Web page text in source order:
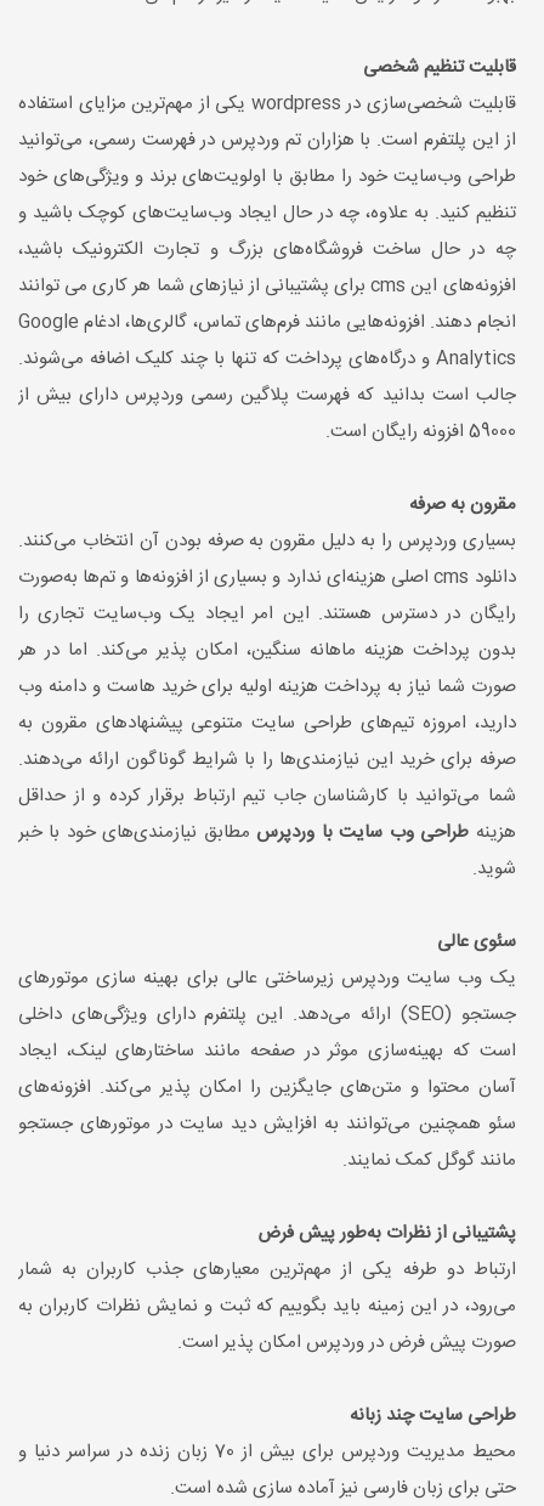
قابلیت تنظیم شخصی
قابلیت شخصی‌سازی در wordpress یکی از مهم‌ترین مزایای استفاده
از این پلتفرم است. با هزاران تم وردپرس در فهرست رسمی، می‌توانید
طراحی وب‌سایت خود را مطابق با اولویت‌های برند و ویژگی‌های خود
تنظیم کنید. به علاوه، چه در حال ایجاد وب‌سایت‌های کوچک باشید و
چه در حال ساخت فروشگاه‌های بزرگ و تجارت الکترونیک باشید،
افزونه‌های این cms برای پشتیبانی از نیازهای شما هر کاری می توانند
انجام دهند. افزونه‌هایی مانند فرم‌های تماس، گالری‌ها، ادغام Google
Analytics و درگاه‌های پرداخت که تنها با چند کلیک اضافه می‌شوند.
جالب است بدانید که فهرست پلاگین رسمی وردپرس دارای بیش از
59000 افزونه رایگان است.
مقرون به صرفه
بسیاری وردپرس را به دلیل مقرون به صرفه بودن آن انتخاب می‌کنند.
دانلود cms اصلی هزینه‌ای ندارد و بسیاری از افزونه‌ها و تم‌ها به‌صورت
رایگان در دسترس هستند. این امر ایجاد یک وب‌سایت تجاری را
بدون پرداخت هزینه ماهانه سنگین، امکان پذیر می‌کند. اما در هر
صورت شما نیاز به پرداخت هزینه اولیه برای خرید هاست و دامنه وب
دارید، امروزه تیم‌های طراحی سایت متنوعی پیشنهادهای مقرون به
صرفه برای خرید این نیازمندی‌ها را با شرایط گوناگون ارائه می‌دهند.
شما می‌توانید با کارشناسان جاب تیم ارتباط برقرار کرده و از حداقل
هزینه طراحی وب سایت با وردپرس مطابق نیازمندی‌های خود با خبر
شوید.
سئوی عالی
یک وب سایت وردپرس زیرساختی عالی برای بهینه سازی موتورهای
جستجو (SEO) ارائه می‌دهد. این پلتفرم دارای ویژگی‌های داخلی
است که بهینه‌سازی موثر در صفحه مانند ساختارهای لینک، ایجاد
آسان محتوا و متن‌های جایگزین را امکان پذیر می‌کند. افزونه‌های
سئو همچنین می‌توانند به افزایش دید سایت در موتورهای جستجو
مانند گوگل کمک نمایند.
پشتیبانی از نظرات به‌طور پیش فرض
ارتباط دو طرفه یکی از مهم‌ترین معیارهای جذب کاربران به شمار
می‌رود، در این زمینه باید بگوییم که ثبت و نمایش نظرات کاربران به
صورت پیش فرض در وردپرس امکان پذیر است.
طراحی سایت چند زبانه
محیط مدیریت وردپرس برای بیش از 70 زبان زنده در سراسر دنیا و
حتی برای زبان فارسی نیز آماده سازی شده است.